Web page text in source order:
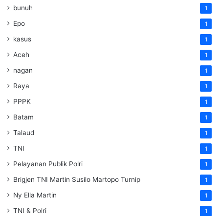
bunuh 1
Epo 1
kasus 1
Aceh 1
nagan 1
Raya 1
PPPK 1
Batam 1
Talaud 1
TNI 1
Pelayanan Publik Polri 1
Brigjen TNI Martin Susilo Martopo Turnip 1
Ny Ella Martin 1
TNI & Polri 1